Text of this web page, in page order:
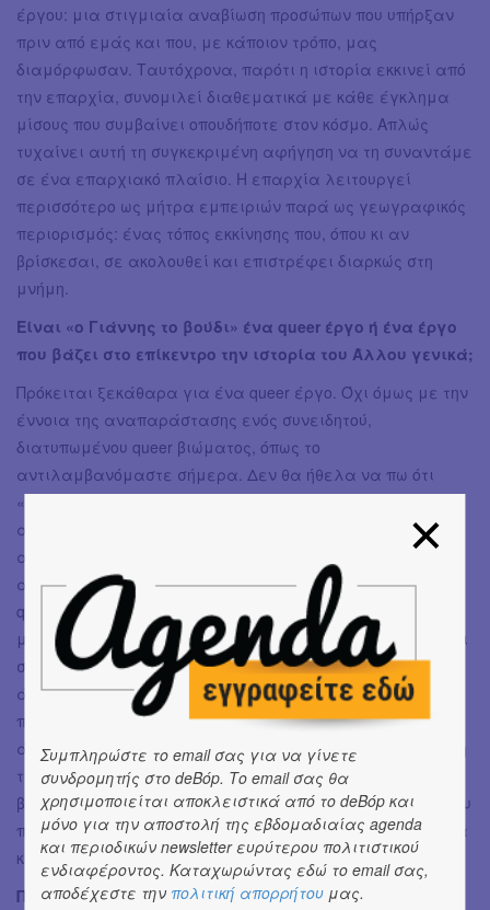
έργου: μια στιγμιαία αναβίωση προσώπων που υπήρξαν
πριν από εμάς και που, με κάποιον τρόπο, μας
διαμόρφωσαν. Ταυτόχρονα, παρότι η ιστορία εκκινεί από
την επαρχία, συνομιλεί διαθεματικά με κάθε έγκλημα
μίσους που συμβαίνει οπουδήποτε στον κόσμο. Απλώς
τυχαίνει αυτή τη συγκεκριμένη αφήγηση να τη συναντάμε
σε ένα επαρχιακό πλαίσιο. Η επαρχία λειτουργεί
περισσότερο ως μήτρα εμπειριών παρά ως γεωγραφικός
περιορισμός: ένας τόπος εκκίνησης που, όπου κι αν
βρίσκεσαι, σε ακολουθεί και επιστρέφει διαρκώς στη
μνήμη.
Είναι «ο Γιάννης το βούδι» ένα queer έργο ή ένα έργο
που βάζει στο επίκεντρο την ιστορία του Άλλου γενικά;
Πρόκειται ξεκάθαρα για ένα queer έργο. Όχι όμως με την
έννοια της αναπαράστασης ενός συνειδητού,
διατυπωμένου queer βιώματος, όπως το
αντιλαμβανόμαστε σήμερα. Δεν θα ήθελα να πω ότι
«δεν είναι αυτό το μόνο ζήτημα», γιατί πράγματι
αποτελεί τον κεντρικό άξονα της αφήγησης. Ωστόσο,
ακριβώς επειδή από το ιστορικό πλαίσιο της εποχής
απουσιάζει η γλώσσα και τα ερμηνευτικά εργαλεία του
queer, η δραματουργία μετατοπίζει το βάρος της στον
μηχανισμό της κοινωνικής αποστέρησης. Η πλοκή εστιάζει
στον τρόπο με τον οποίο μια κοινωνία αφαιρεί από έναν
άνθρωπο το δικαίωμα στην ύπαρξη, τη στιγμή που αυτός
παύει να εξυπηρετεί την «κανονικότητα» και τους
άκαμπτους όρους της κοινωνικής αναγκαιότητας. Με αυτή
την έννοια, το έργο συνομιλεί ταυτόχρονα με το queer
βίωμα και με την ευρύτερη εμπειρία του Άλλου — εκείνου
που αποκλίνει, που περισσεύει, που δεν χωρά εύκολα στα
κυρίαρχα σχήματα.
Ποια είναι τα επόμενα καλλιτεχνικά σου σχέδια;
Συμπληρώστε το email σας για να γίνετε
συνδρομητής στο deBόp. Το email σας θα
χρησιμοποιείται αποκλειστικά από το deBόp και
μόνο για την αποστολή της εβδομαδιαίας agenda
και περιοδικών newsletter ευρύτερου πολιτιστικού
ενδιαφέροντος. Καταχωρώντας εδώ το email σας,
αποδέχεστε την πολιτική απορρήτου μας.